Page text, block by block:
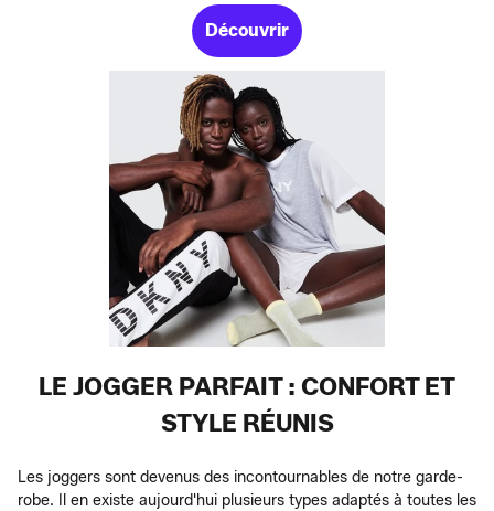
Découvrir
LE JOGGER PARFAIT : CONFORT ET
STYLE RÉUNIS
Les joggers sont devenus des incontournables de notre garde-
robe. Il en existe aujourd'hui plusieurs types adaptés à toutes les